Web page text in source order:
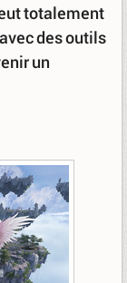
totalement
des outils
un